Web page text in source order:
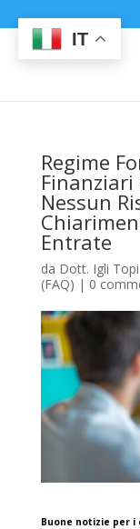
Regime
Nessun
Entrate
da Dott. Igli Topi
(FAQ) | 0
Buone notizie per
IT